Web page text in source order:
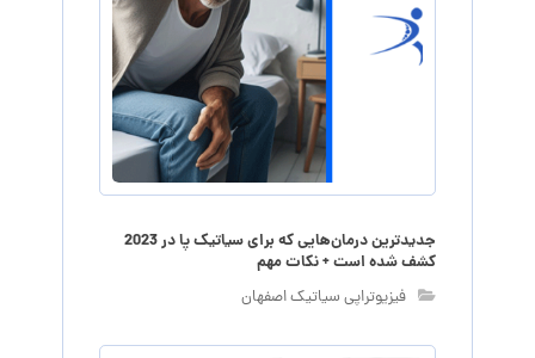
جدیدترین درمان‌هایی که برای سیاتیک پا در 2023
کشف شده است + نکات مهم
فیزیوتراپی سیاتیک اصفهان